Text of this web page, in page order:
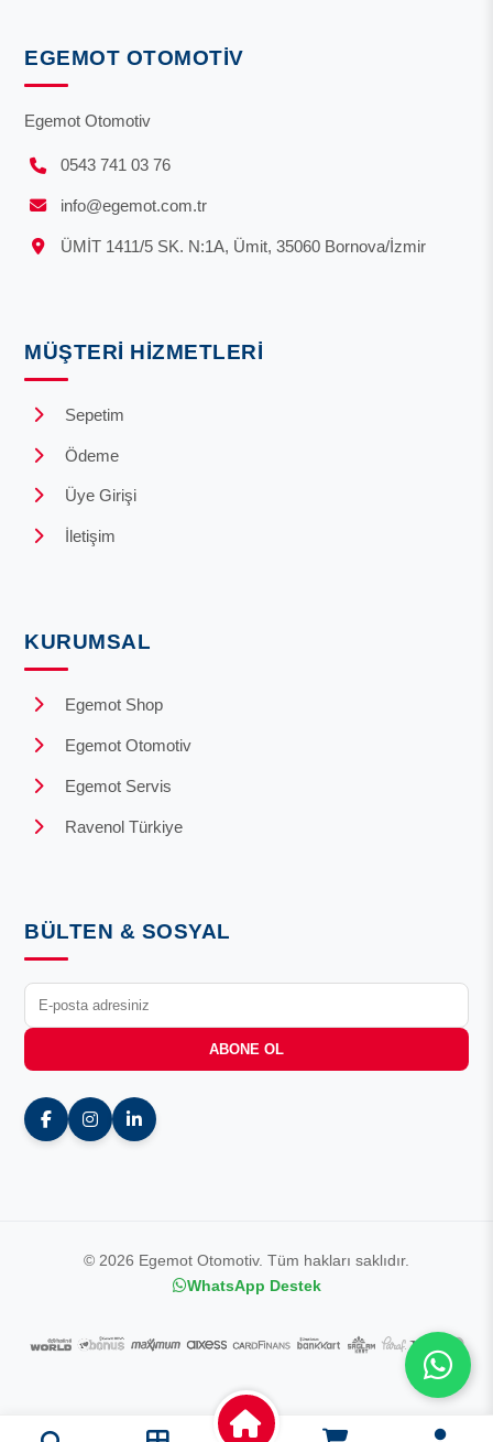
EGEMOT OTOMOTIV
Egemot Otomotiv
0543 741 03 76
info@egemot.com.tr
ÜMİT 1411/5 SK. N:1A, Ümit, 35060 Bornova/İzmir
MÜŞTERI HIZMETLERI
Sepetim
Ödeme
Üye Girişi
İletişim
KURUMSAL
Egemot Shop
Egemot Otomotiv
Egemot Servis
Ravenol Türkiye
BÜLTEN & SOSYAL
ABONE OL
© 2026 Egemot Otomotiv. Tüm hakları saklıdır.
WhatsApp Destek